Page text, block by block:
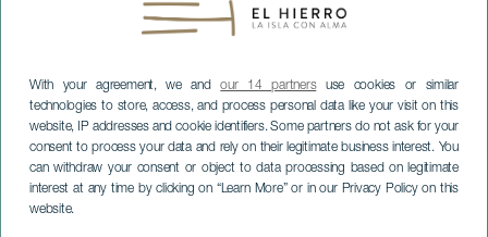
With your agreement, we andour 14 partnersuse cookies or similar
technologies to store, access, and process personal data like your visit on this
website, IP addresses and cookie identifiers. Some partners do not ask for your
consent to process your data and rely on their legitimate business interest. You
can withdraw your consent or object to data processing based on legitimate
interest at any time by clicking on “Learn More” or in our Privacy Policy on this
website.